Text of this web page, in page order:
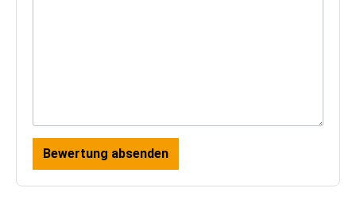
Bewertung absenden